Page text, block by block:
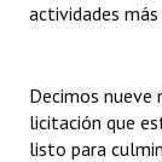
Entrega de
REFORMA DE
actividades
Decimos nueve
licitación que
listo para